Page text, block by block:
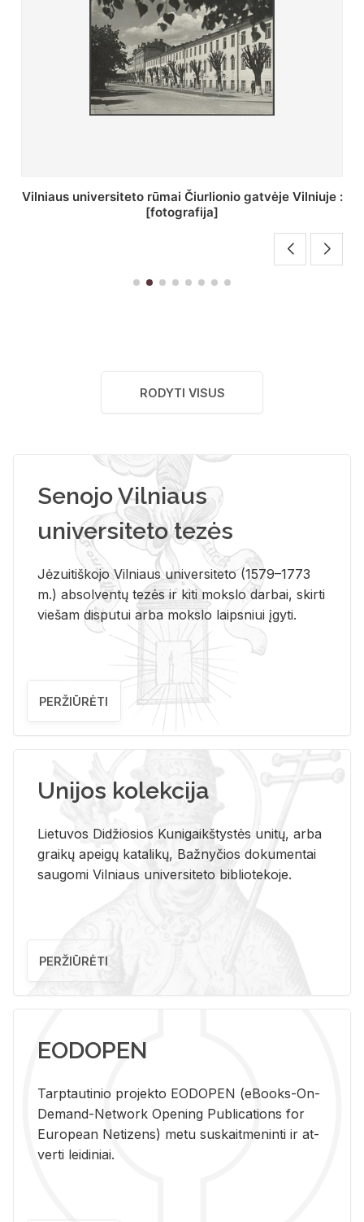
St. Batoro universiteto J. Pilsudskio kolegija :
[fotografija]
RODYTI VISUS
Senojo Vilniaus
universiteto tezės
Jėzuitiškojo Vilniaus universiteto (1579–1773
m.) absolventų tezės ir kiti mokslo darbai, skirti
viešam disputui arba mokslo laipsniui įgyti.
PERŽIŪRĖTI
Unijos kolekcija
Lietuvos Didžiosios Kunigaikštystės unitų, arba
graikų apeigų katalikų, Bažnyčios dokumentai
saugomi Vilniaus universiteto bibliotekoje.
PERŽIŪRĖTI
EODOPEN
Tarp­tau­ti­nio pro­jek­to EO­DO­PEN (eBo­oks-On-
De­mand-Ne­twork Ope­ning Pub­li­ca­tions for
Eu­ro­pe­an Ne­ti­zens) metu su­skait­me­nin­ti ir at­
ver­ti lei­di­niai.